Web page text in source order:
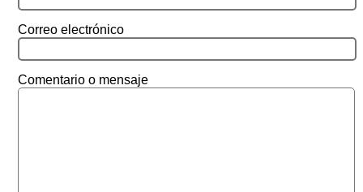
Correo electrónico
Comentario o mensaje